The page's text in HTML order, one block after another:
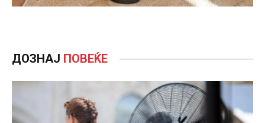
ДОЗНАЈ ПОВЕЌЕ